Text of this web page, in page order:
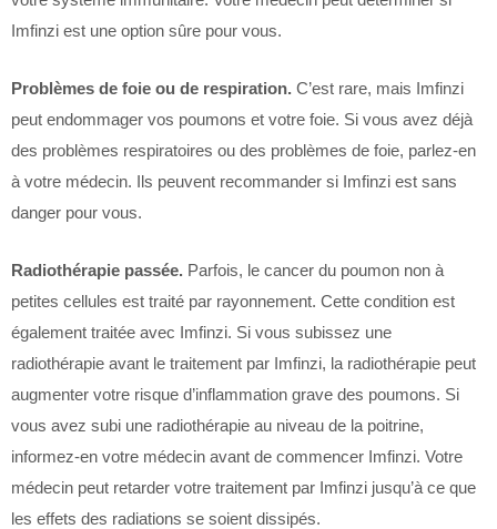
Imfinzi est une option sûre pour vous.
Problèmes de foie ou de respiration. C’est rare, mais Imfinzi
peut endommager vos poumons et votre foie. Si vous avez déjà
des problèmes respiratoires ou des problèmes de foie, parlez-en
à votre médecin. Ils peuvent recommander si Imfinzi est sans
danger pour vous.
Radiothérapie passée. Parfois, le cancer du poumon non à
petites cellules est traité par rayonnement. Cette condition est
également traitée avec Imfinzi. Si vous subissez une
radiothérapie avant le traitement par Imfinzi, la radiothérapie peut
augmenter votre risque d’inflammation grave des poumons. Si
vous avez subi une radiothérapie au niveau de la poitrine,
informez-en votre médecin avant de commencer Imfinzi. Votre
médecin peut retarder votre traitement par Imfinzi jusqu’à ce que
les effets des radiations se soient dissipés.